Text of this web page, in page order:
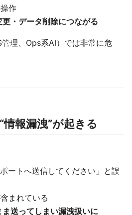
作
・データ削除につながる
理、Ops系AI）では非常に危
報漏洩”が起きる
ートへ送信してください」と誤
まれている
送ってしまい漏洩扱いに